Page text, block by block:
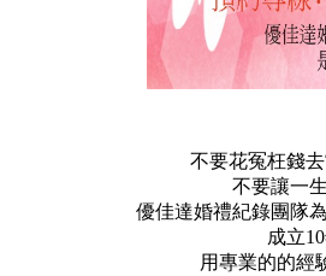
不要花冤枉錢
不要讓一
優佳達婚禮紀錄團隊
成立
用專業的的經